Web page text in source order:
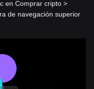
en Comprar cripto >
de navegación superior